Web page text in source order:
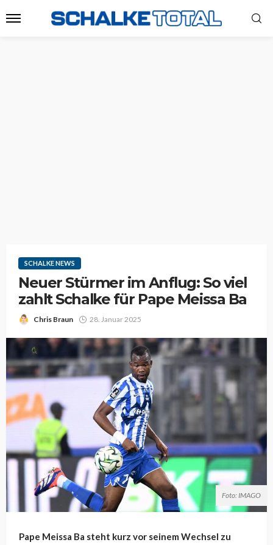
SCHALKE NEWS
Neuer Stürmer im Anflug: So viel
zahlt Schalke für Pape Meissa Ba
Chris Braun 28. Januar 2025
Foto: IMAGO
Pape Meissa Ba steht kurz vor seinem Wechsel zu